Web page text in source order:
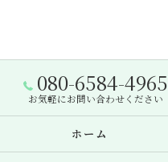
080-6584-4965
お気軽にお問い合わせください
ホーム